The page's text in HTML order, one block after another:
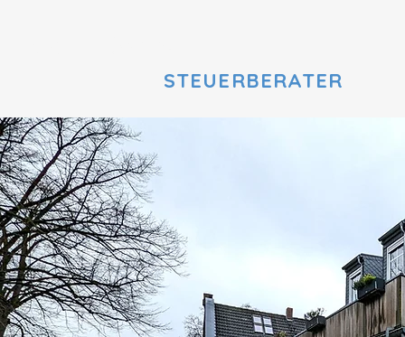
STEUERBERATER